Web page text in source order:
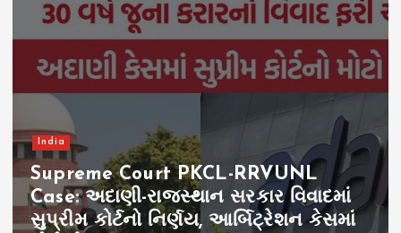
India
Supreme Court PKCL-RRVUNL
Case: અદાણી-રાજસ્થાન સરકાર વિવાદમાં
સુપ્રીમ કોર્ટનો નિર્ણય, આર્બિટ્રેશન કેસમાં